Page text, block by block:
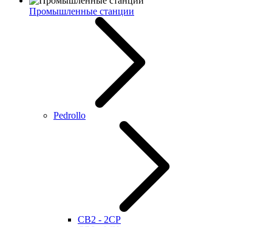
Промышленные станции
Pedrollo
CB2 - 2CP